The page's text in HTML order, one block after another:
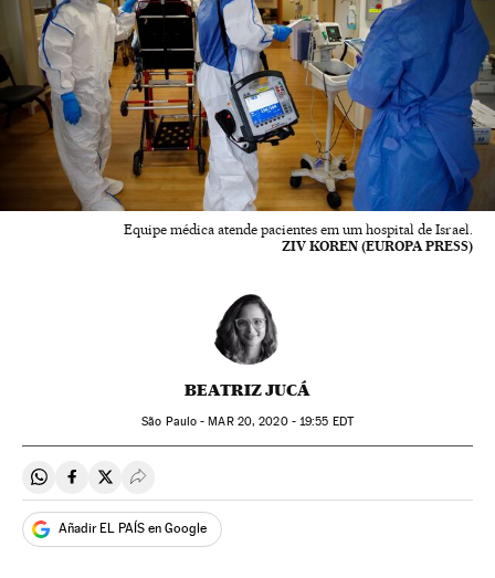
Equipe médica atende pacientes em um hospital de Israel.
ZIV KOREN (EUROPA PRESS)
BEATRIZ JUCÁ
São Paulo -MAR20, 2020 - 19:55 EDT
Compartir en Whatsapp
Compartir en Facebook
Compartir en Twitter
Desplegar Redes Sociales
Añadir EL PAÍS en Google